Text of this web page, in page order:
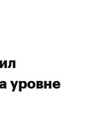
уровне